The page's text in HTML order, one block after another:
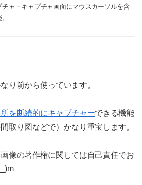
チャ－キャプチャ画面にマウスカーソルを含
り前から使っています。
を断続的にキャプチャーできる機能
取り図などで）かなり重宝します。
像の著作権に関しては自己責任でお